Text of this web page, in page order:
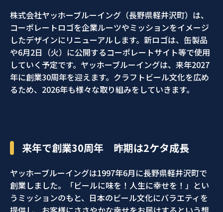
株式会社ヤッホーブルーイング（長野県軽井沢町）は、
コーポレートロゴを企業ルーツやミッションをイメージ
したデザインにリニューアルします。新ロゴは、缶製品
や6月2日（火）に公開するコーポレートサイト等で使用
していく予定です。ヤッホーブルーイングは、来年2027
年に創業30周年を迎えます。クラフトビール文化を広め
るため、2026年も様々な取り組みをしていきます。
来年で創業30周年 昨期は2ケタ成長
ヤッホーブルーイングは1997年6月に長野県軽井沢町で
創業しました。「ビールに味を！人生に幸せを！」とい
うミッションのもと、日本のビール文化にバラエティを